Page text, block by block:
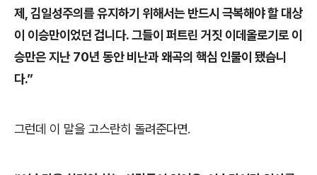
제
김일성주의를 유지하기 위해서는 반드시 극복해야 할 대상
이 이승만이었던 겁니다.그들이 퍼트린 거짓 이데올로기로 이
승만은 지난70년 동안 비난과 왜곡의 핵심 인물이 됐습니
다.”
그런데 이 말을 고스란히 돌려준다면.